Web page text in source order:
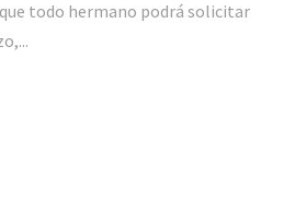
todo hermano podrá solicitar